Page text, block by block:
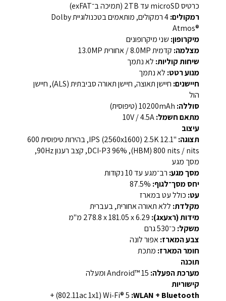
כרטיס microSD עד ‎2TB‎ (תמיכה ב־exFAT)
רמקולים:
‎4‎ רמקולים, מותאמים בטכנולוגיית ‎Dolby
Atmos®‎
מיקרופון: שני מיקרופונים
מצלמה: קדמית ‎8.0MP‎ / אחורית ‎13.0MP‎
שיחות קוליות: לא נתמך
מנוע רטט: לא נתמך
חיישנים:
חיישן תאוצה, חיישן תאורה סביבתית (ALS), חיישן
הול
סוללה:
מתאם חשמל:
עיצוב
תצוגה:
‎12.1"‎ ‏2.5K‏ (‎2560x1600‎) IPS‏, בהירות טיפוסית ‎600
nits‎ / ‏‎800 nits‎ ‏(HBM), ‏‎96%‎ ‏DCI-P3‏, קצב רענון ‎90Hz‎,
מסך מגע
מסך מגע: רב־מגע עד ‎10‎ נקודות
יחס מסך־לגוף:
עט: כולל עט במארז
מקלדת: ללא תאורה אחורית, בעברית
מידות (רxעxג):
משקל: כ־‎530‎ גרם
צבע המארז:אפור לונה
חומר המארז: מתכת
תוכנה
מערכת הפעלה:
קישוריות
WLAN + Bluetooth:
‏Wi‑Fi® 5‏ (‎802.11ac 1x1‎) +